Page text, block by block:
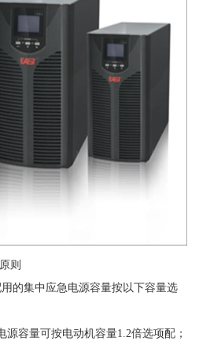
则
的集中应急电源容量按以下容量选
容量可按电动机容量1.2倍选项配；